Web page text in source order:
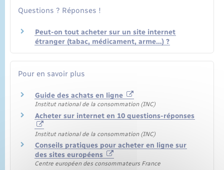
Questions ? Réponses !
Peut-on tout acheter sur un site internet
étranger (tabac, médicament, arme…) ?
Pour en savoir plus
Guide des achats en ligne
Institut national de la consommation (INC)
Acheter sur internet en 10 questions-réponses
Institut national de la consommation (INC)
Conseils pratiques pour acheter en ligne sur
des sites européens
Centre européen des consommateurs France